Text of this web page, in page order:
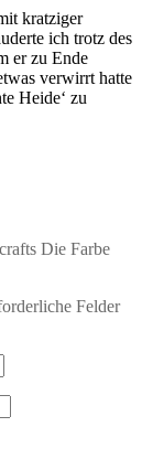
kratziger
ich trotz des
er zu Ende
verwirrt hatte
Heide‘ zu
Die Farbe
Felder